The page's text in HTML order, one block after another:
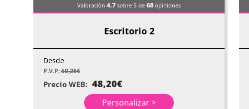
Valoración4.7 sobre 5 de68 opiniones
Escritorio 2
Desde
P.V.P:60,25€
Precio WEB: 48,20€
Personalizar >